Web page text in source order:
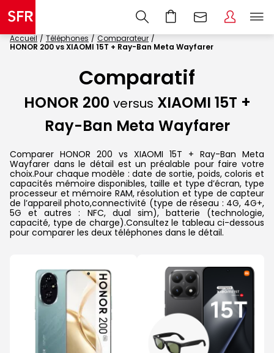
Accueil Téléphones
Comparateur
HONOR 200 vs XIAOMI 15T + Ray-Ban Meta Wayfarer
Comparatif
HONOR 200 versus XIAOMI 15T +
Ray-Ban Meta Wayfarer
Comparer HONOR 200 vs XIAOMI 15T + Ray-Ban Meta
Wayfarer dans le détail est un préalable pour faire votre
choix.Pour chaque modèle : date de sortie, poids, coloris et
capacités mémoire disponibles, taille et type d’écran, type
processeur et mémoire RAM, résolution et type de capteur
de l’appareil photo,connectivité (type de réseau : 4G, 4G+,
5G et autres : NFC, dual sim), batterie (technologie,
capacité, type de charge).Consultez le tableau ci-dessous
pour comparer les deux téléphones dans le détail.